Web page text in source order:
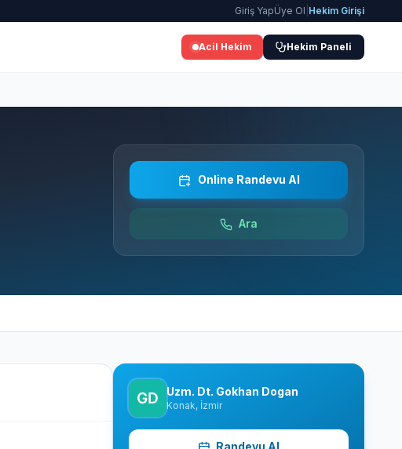
Giriş YapÜye Ol Hekim Girişi
Acil Hekim Hekim Paneli
Online Randevu Al
Ara
Uzm. Dt. Gokhan Dogan
Konak, İzmir
Randevu Al